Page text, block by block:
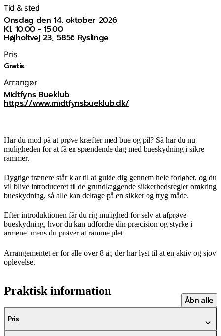
Tid & sted
onsdag den 14. oktober 2026
kl. 10.00 - 15.00
Højholtvej 23, 5856 Ryslinge
Pris
Gratis
Arrangør
Midtfyns Bueklub
https://www.midtfynsbueklub.dk/
Har du mod på at prøve kræfter med bue og pil? Så har du nu
muligheden for at få en spændende dag med bueskydning i sikre
rammer.
Dygtige trænere står klar til at guide dig gennem hele forløbet, og du
vil blive introduceret til de grundlæggende sikkerhedsregler omkring
bueskydning, så alle kan deltage på en sikker og tryg måde.
Efter introduktionen får du rig mulighed for selv at afprøve
bueskydning, hvor du kan udfordre din præcision og styrke i
armene, mens du prøver at ramme plet.
Arrangementet er for alle over 8 år, der har lyst til at en aktiv og sjov
oplevelse.
Praktisk information
Åbn alle
Pris